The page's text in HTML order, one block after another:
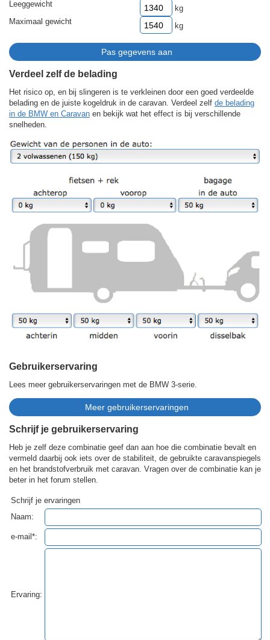
Leeggewicht
kg
Maximaal gewicht
kg
Verdeel zelf de belading
Het risico op, en bij slingeren is te verkleinen door een goed verdeelde
belading en de juiste kogeldruk in de caravan. Verdeel zelf de belading
in de BMW en Caravan en bekijk wat het effect is bij verschillende
snelheden.
Gebruikerservaring
Lees meer gebruikerservaringen met de BMW 3-serie.
Schrijf je gebruikerservaring
Heb je zelf deze combinatie geef dan aan hoe die combinatie bevalt en
vermeld daarbij ook iets over de stabiliteit, de gebruikte caravanspiegels
en het brandstofverbruik met caravan. Vragen over de combinatie kan je
beter in het forum stellen.
Schrijf je ervaringen
Naam:
e-mail*:
Ervaring: